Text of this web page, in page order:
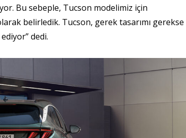
Bu sebeple, Tucson modelimiz için
belirledik. Tucson, gerek tasarımı gerekse
dedi.